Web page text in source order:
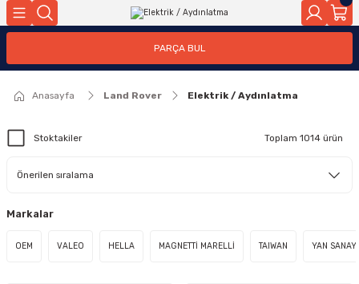
Geri Dön
PARÇA BUL
Anasayfa Land Rover Elektrik / Aydınlatma
Stoktakiler Toplam 1014 ürün
Markalar
OEM VALEO HELLA MAGNETTİ MARELLİ TAIWAN YAN SANAYİ